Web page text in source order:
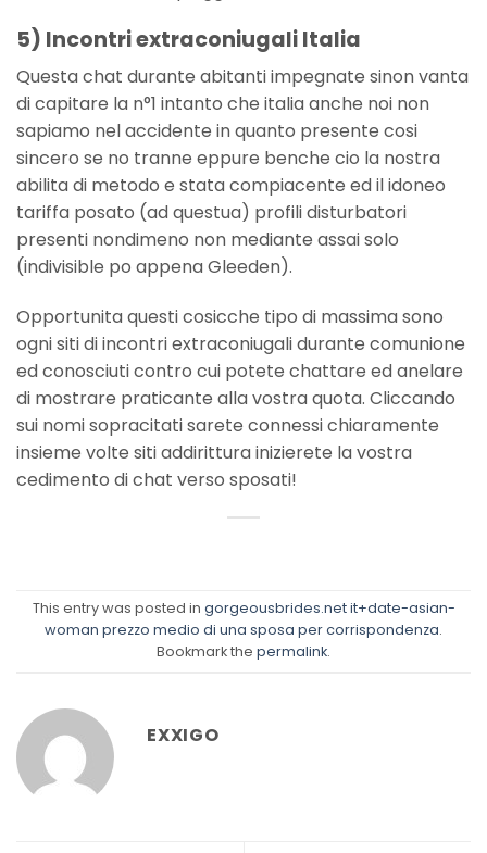
5) Incontri extraconiugali Italia
Questa chat durante abitanti impegnate sinon vanta
di capitare la n°1 intanto che italia anche noi non
sapiamo nel accidente in quanto presente cosi
sincero se no tranne eppure benche cio la nostra
abilita di metodo e stata compiacente ed il idoneo
tariffa posato (ad questua) profili disturbatori
presenti nondimeno non mediante assai solo
(indivisible po appena Gleeden).
Opportunita questi cosicche tipo di massima sono
ogni siti di incontri extraconiugali durante comunione
ed conosciuti contro cui potete chattare ed anelare
di mostrare praticante alla vostra quota. Cliccando
sui nomi sopracitati sarete connessi chiaramente
insieme volte siti addirittura inizierete la vostra
cedimento di chat verso sposati!
This entry was posted in gorgeousbrides.net it+date-asian-
woman prezzo medio di una sposa per corrispondenza.
Bookmark the permalink.
EXXIGO